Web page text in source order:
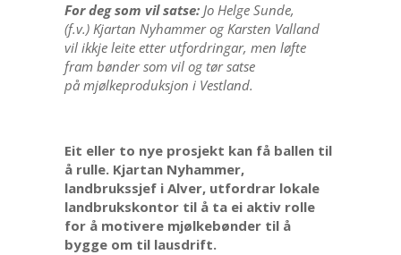
For deg som vil satse:Jo Helge Sunde,
(f.v.) Kjartan Nyhammer og Karsten Valland
vil ikkje leite etter utfordringar, men løfte
fram bønder som vil og tør satse
på mjølkeproduksjon i Vestland.
Eit eller to nye prosjekt kan få ballen til
å rulle. Kjartan Nyhammer,
landbrukssjef i Alver, utfordrar lokale
landbrukskontor til å ta ei aktiv rolle
for å motivere mjølkebønder til å
bygge om til lausdrift.